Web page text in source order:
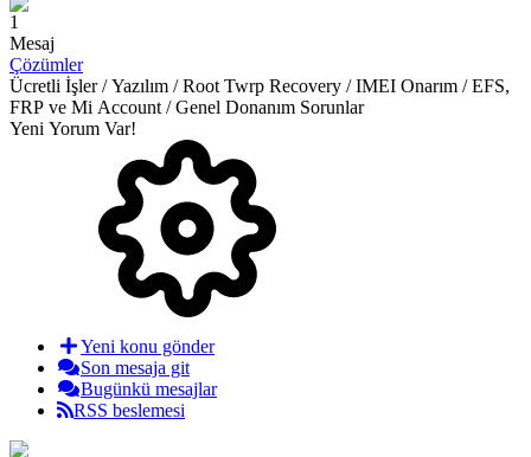
1
Mesaj
Çözümler
Ücretli İşler / Yazılım / Root Twrp Recovery / IMEI Onarım / EFS,
FRP ve Mi Account / Genel Donanım Sorunlar
Yeni Yorum Var!
Yeni konu gönder
Son mesaja git
Bugünkü mesajlar
RSS beslemesi